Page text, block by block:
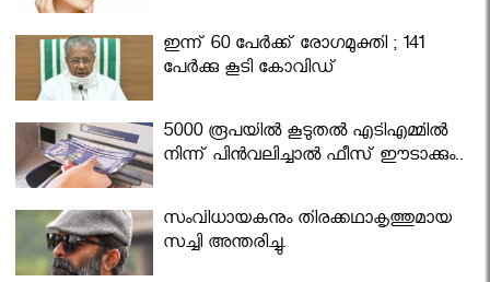
ഇന്ന് 60 പേർക്ക് രോഗമുക്തി ; 141
പേര്‍ക്കു കൂടി കോവിഡ്
5000 രൂപയിൽ കൂടുതൽ എടിഎമ്മിൽ
നിന്ന് പിൻവലിച്ചാൽ ഫീസ് ഈടാക്കും..
സംവിധായകനും തിരക്കഥാകൃത്തുമായ
സച്ചി അന്തരിച്ചു.